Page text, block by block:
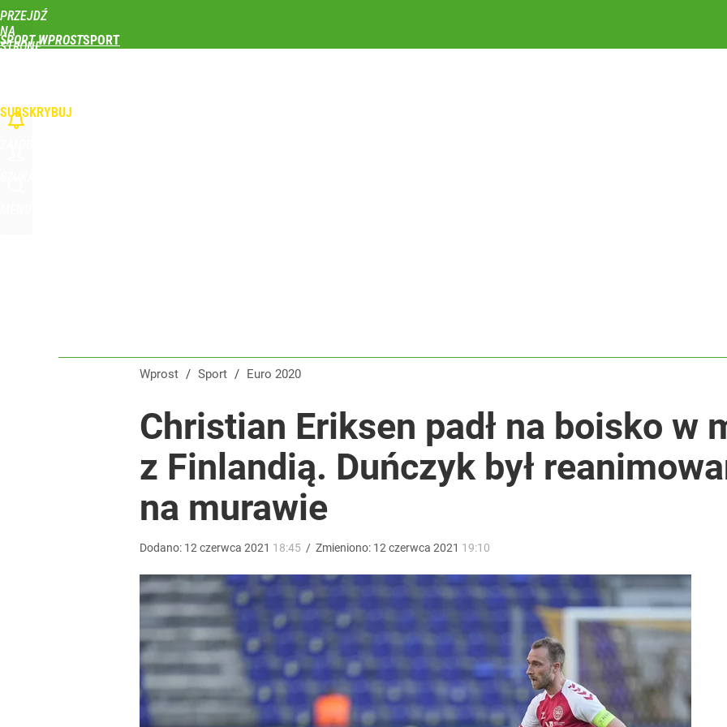
PRZEJDŹ
NA
STRONĘ
SPORT WPROST
SUBSKRYBUJ
Co za cios dla reprezentacji Polski! Kontuzja i operacja zamiast mistrzostw Europy
„Nie chodzi o zemstę”. Mocny apel w sprawie ofiar rzezi wołyńskiej
Polska flaga na czele Tour de France! Ależ wspaniały sukces
Wprost / Sport / Euro 2020
Christian Eriksen padł na boisko w
z Finlandią. Duńczyk był
na murawie
Dodano: 12 czerwca 2021 18:45 / Zmieniono: 12 czerwca 2021 19:10